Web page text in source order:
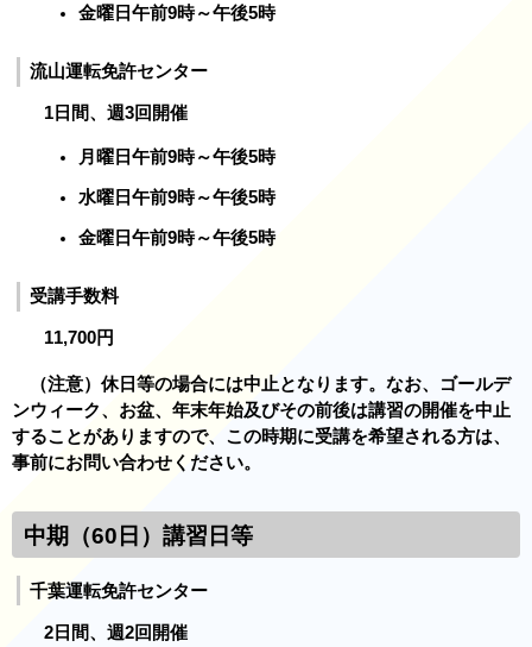
金曜日午前9時～午後5時
流山運転免許センター
1日間、週3回開催
月曜日午前9時～午後5時
水曜日午前9時～午後5時
金曜日午前9時～午後5時
受講手数料
11,700円
（注意）休日等の場合には中止となります。なお、ゴールデ
ンウィーク、お盆、年末年始及びその前後は講習の開催を中止
することがありますので、この時期に受講を希望される方は、
事前にお問い合わせください。
中期（60日）講習日等
千葉運転免許センター
2日間、週2回開催